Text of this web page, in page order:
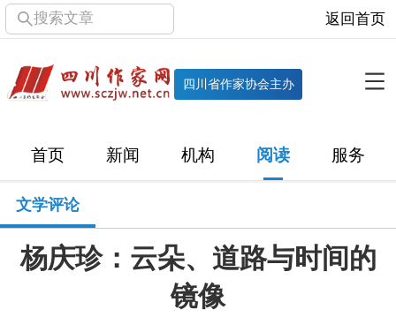
搜索文章 返回首页
四川省作家协会主办
首页 新闻 机构 阅读 服务
机构
直属单位 团体会员 主管社团 专门委员会
历届主席团
新闻
文学动态 作协工作
文学评论
杨庆珍：云朵、道路与时间的
镜像